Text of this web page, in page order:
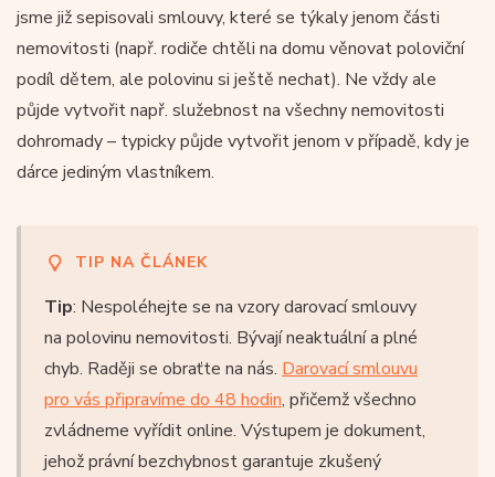
jsme již sepisovali smlouvy, které se týkaly jenom části
nemovitosti (např. rodiče chtěli na domu věnovat poloviční
podíl dětem, ale polovinu si ještě nechat). Ne vždy ale
půjde vytvořit např. služebnost na všechny nemovitosti
dohromady – typicky půjde vytvořit jenom v případě, kdy je
dárce jediným vlastníkem.
TIP NA ČLÁNEK
Tip: Nespoléhejte se na vzory darovací smlouvy
na polovinu nemovitosti. Bývají neaktuální a plné
chyb. Raději se obraťte na nás. Darovací smlouvu
pro vás připravíme do 48 hodin, přičemž všechno
zvládneme vyřídit online. Výstupem je dokument,
jehož právní bezchybnost garantuje zkušený